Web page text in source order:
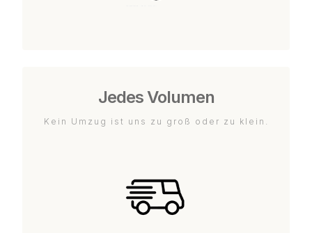
Jedes Volumen
Kein Umzug ist uns zu groß oder zu klein.